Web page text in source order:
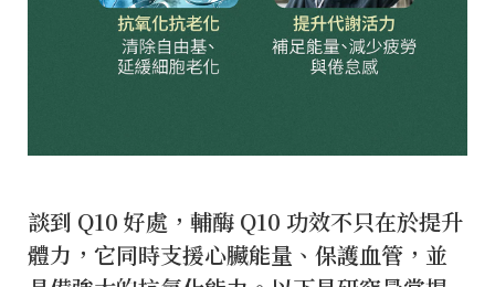
談到 Q10 好處，輔酶 Q10 功效不只在於提升
體力，它同時支援心臟能量、保護血管，並